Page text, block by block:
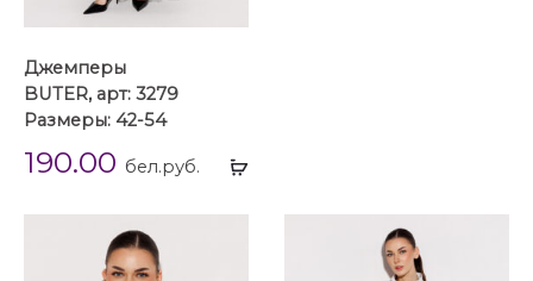
Выбрать
Джемперы
BUTER, арт: 3279
Размеры: 42-54
190.00 бел.руб.